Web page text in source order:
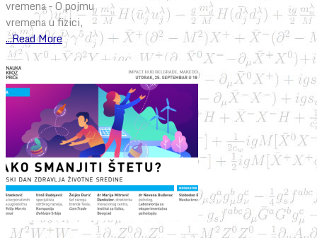
vremena – O pojmu
vremena u fizici,
...Read More